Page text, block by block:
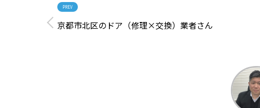
PREV
京都市北区のドア（修理×交換）業者さん